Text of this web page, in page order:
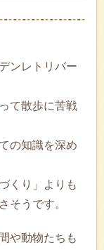
ンレトリバー
て散歩に苦戦
の知識を深め
くり」よりも
そうです。
や動物たちも